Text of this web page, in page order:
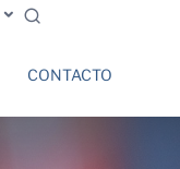
CONTACTO